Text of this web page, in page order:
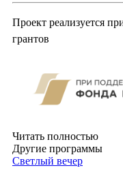
Проект реализуется
грантов
Читать полностью
Другие программы
Светлый вечер